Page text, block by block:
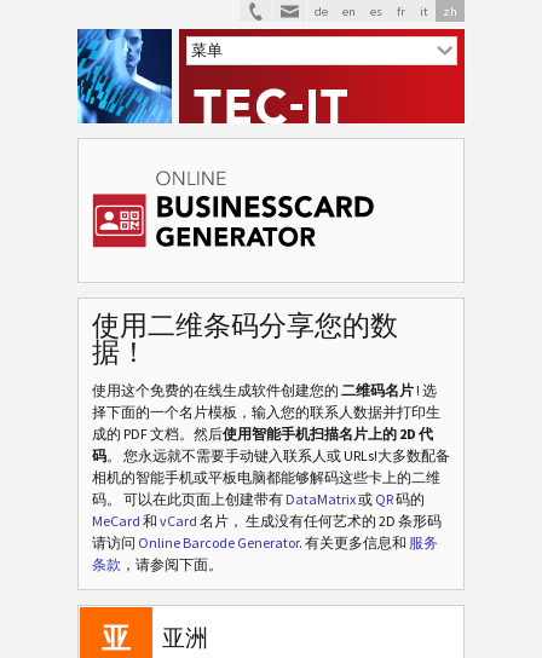
de en es fr it zh
使用二维条码分享您的数
据！
使用这个免费的在线生成软件创建您的 二维码名片 ! 选
择下面的一个名片模板，输入您的联系人数据并打印生
成的 PDF 文档。然后使用智能手机扫描名片上的 2D 代
码。 您永远就不需要手动键入联系人或 URLs!大多数配备
相机的智能手机或平板电脑都能够解码这些卡上的二维
码。 可以在此页面上创建带有 DataMatrix或 QR码的
MeCard 和 vCard 名片， 生成没有任何艺术的 2D 条形码
请访问 Online Barcode Generator. 有关更多信息和 服务
条款 ，请参阅下面。
V VCARD
M MECARD
白 白色
水 水果
圣 圣诞节
非 非洲
亚 亚洲